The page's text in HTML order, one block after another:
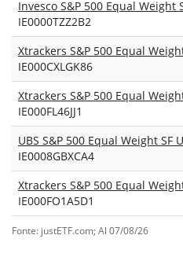
IE0000TZZ2B2
IE000CXLGK86
IE000FL46JJ1
IE0008GBXCA4
IE000FO1A5D1
Fonte: justETF.com; Al 07/08/26